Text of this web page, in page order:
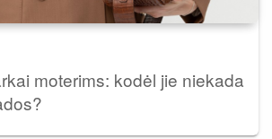
moterims: kodėl jie niekada